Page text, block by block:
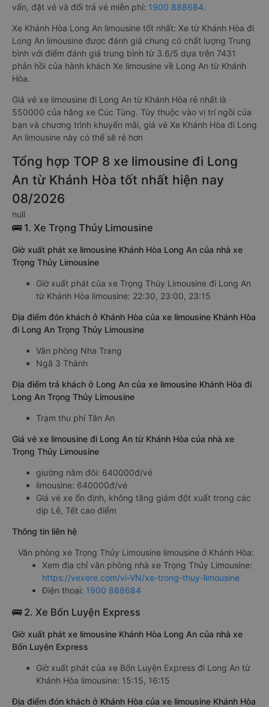
vấn, đặt vé và đổi trả vé miễn phí: 1900 888684.
Xe Khánh Hòa Long An limousine tốt nhất: Xe từ Khánh Hòa đi
Long An limousine được đánh giá chung có chất lượng Trung
bình với điểm đánh giá trung bình từ 3.6/5 dựa trên 7431
phản hồi của hành khách Xe limousine về Long An từ Khánh
Hòa.
Giá vé xe limousine đi Long An từ Khánh Hòa rẻ nhất là
550000 của hãng xe Cúc Tùng. Tùy thuộc vào vị trí ngồi của
bạn và chương trình khuyến mãi, giá vé Xe Khánh Hòa đi Long
An limousine này có thể sẽ rẻ hơn
Tổng hợp TOP 8 xe limousine đi Long
An từ Khánh Hòa tốt nhất hiện nay
08/2026
null
🚌 1. Xe Trọng Thủy Limousine
Giờ xuất phát xe limousine Khánh Hòa Long An của nhà xe
Trọng Thủy Limousine
Giờ xuất phát của xe Trọng Thủy Limousine đi Long An
từ Khánh Hòa limousine: 22:30, 23:00, 23:15
Địa điểm đón khách ở Khánh Hòa của xe limousine Khánh Hòa
đi Long An Trọng Thủy Limousine
Văn phòng Nha Trang
Ngã 3 Thành
Địa điểm trả khách ở Long An của xe limousine Khánh Hòa đi
Long An Trọng Thủy Limousine
Trạm thu phí Tân An
Giá vé xe limousine đi Long An từ Khánh Hòa của nhà xe
Trọng Thủy Limousine
giường nằm đôi: 640000đ/vé
limousine: 640000đ/vé
Giá vé xe ổn định, không tăng giảm đột xuất trong các
dịp Lễ, Tết cao điểm
Thông tin liên hệ
Văn phòng xe Trọng Thủy Limousine limousine ở Khánh Hòa:
Xem địa chỉ văn phòng nhà xe Trọng Thủy Limousine:
https://vexere.com/vi-VN/xe-trong-thuy-limousine
Điện thoại: 1900 888684
🚌 2. Xe Bốn Luyện Express
Giờ xuất phát xe limousine Khánh Hòa Long An của nhà xe
Bốn Luyện Express
Giờ xuất phát của xe Bốn Luyện Express đi Long An từ
Khánh Hòa limousine: 15:15, 16:15
Địa điểm đón khách ở Khánh Hòa của xe limousine Khánh Hòa